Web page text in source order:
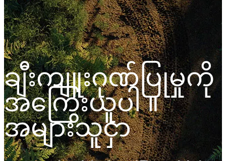
ချီးကျူးဂုဏ်ပြုမှုကို
အကြွေးယူပါ ။
အများသူငှာ